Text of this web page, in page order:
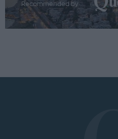
Recommended by